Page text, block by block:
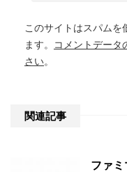
このサイトはスパム
ます。
コメントデータ
さい。
関連記事
ファ